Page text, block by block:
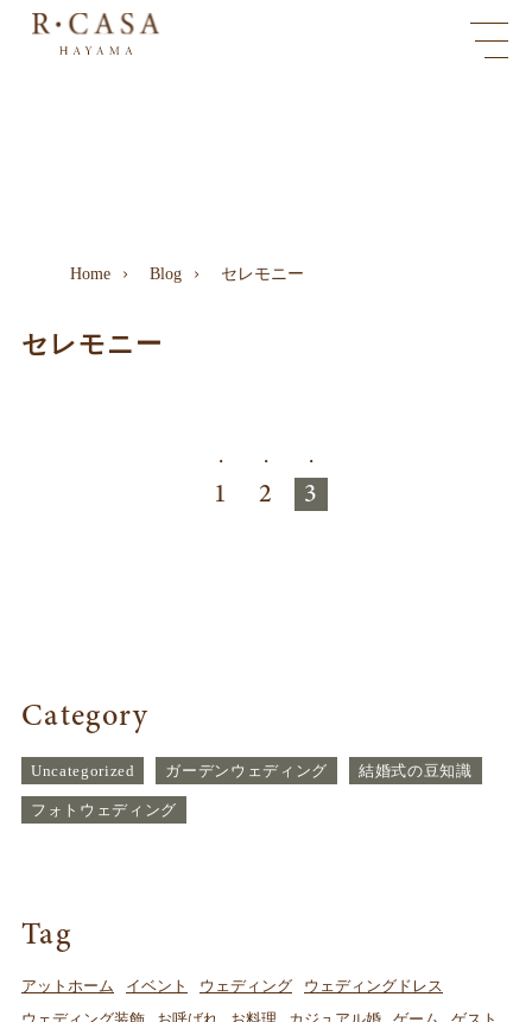
Home Blog セレモニー
セレモニー
り
1 2 3
Category
Uncategorized ガーデンウェディング 結婚式の豆知識
フォトウェディング
Tag
アットホーム イベント ウェディング
ウェディングドレス